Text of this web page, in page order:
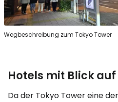
Wegbeschreibung zum Tokyo Tower
Hotels mit Blick
Da der Tokyo Tower eine